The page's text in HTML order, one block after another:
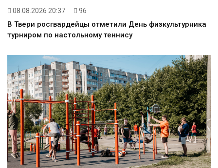
08.08.2026 20:37 96
В Твери росгвардейцы отметили День физкультурника
турниром по настольному теннису